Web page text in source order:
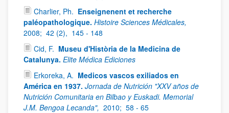
Charlier, Ph. Enseignenent et recherche
paléopathologique. Histoire Sciences Médicales,
2008; 42 (2), 145 - 148
Cid, F. Museu d'Història de la Medicina de
Catalunya. Elite Médica Ediciones
Erkoreka, A. Medicos vascos exiliados en
América en 1937. Jornada de Nutrición "XXV años de
Nutrición Comunitaria en Bilbao y Euskadi. Memorial
J.M. Bengoa Lecanda", 2010; 58 - 65